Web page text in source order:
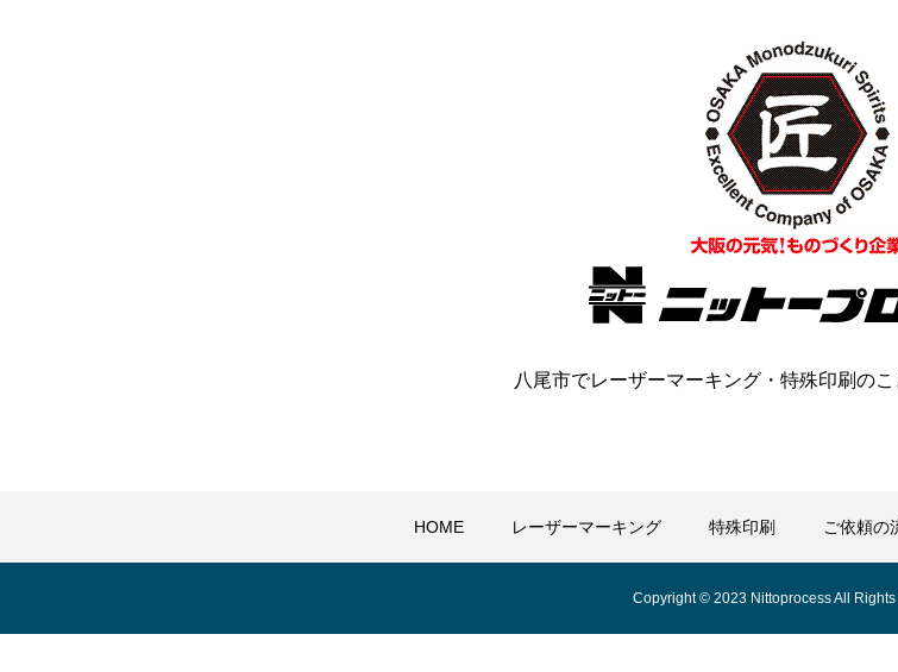
八尾市でレーザーマーキング・特殊印刷の
HOME レーザーマーキング 特殊印刷 ご依頼の
Copyright © 2023 Nittoprocess All